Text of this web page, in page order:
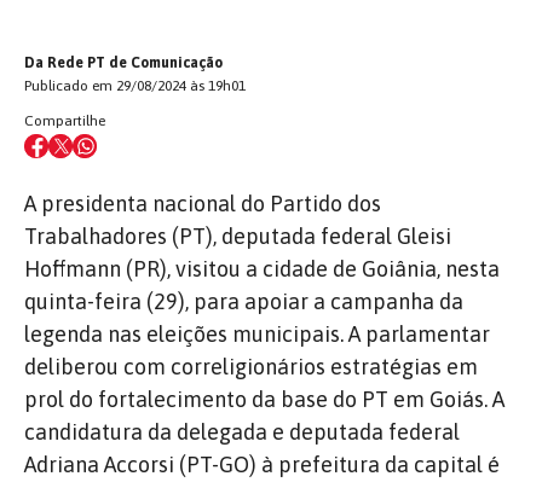
Da Rede PT de Comunicação
Publicado em 29/08/2024 às 19h01
Compartilhe
A presidenta nacional do Partido dos
Trabalhadores (PT), deputada federal Gleisi
Hoffmann (PR), visitou a cidade de Goiânia, nesta
quinta-feira (29), para apoiar a campanha da
legenda nas eleições municipais. A parlamentar
deliberou com correligionários estratégias em
prol do fortalecimento da base do PT em Goiás. A
candidatura da delegada e deputada federal
Adriana Accorsi (PT-GO) à prefeitura da capital é